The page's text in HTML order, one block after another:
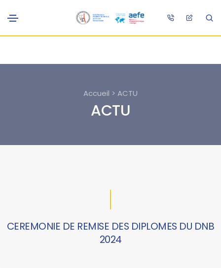
Accueil > ACTU
ACTU
CEREMONIE DE REMISE DES DIPLOMES DU DNB
2024